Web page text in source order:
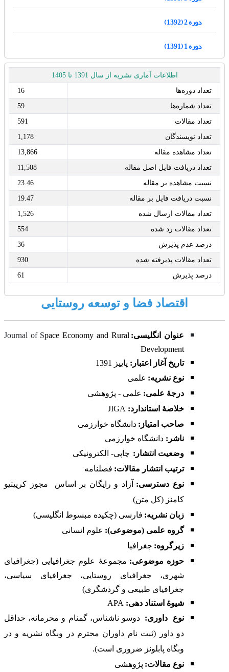
دوره 2 (1392)
دوره 1 (1391)
اطلاعات آماری نشریه از سال 1391 تا 1405
تعداد دوره‌ها
16
تعداد شماره‌ها
59
تعداد مقالات
591
تعداد نویسندگان
1,178
تعداد مشاهده مقاله
13,866
تعداد دریافت فایل اصل مقاله
11,508
نسبت مشاهده بر مقاله
23.46
نسبت دریافت فایل بر مقاله
19.47
تعداد مقالات ارسال شده
1,526
تعداد مقالات رد شده
554
درصد عدم پذیرش
36
تعداد مقالات پذیرفته شده
930
درصد پذیرش
61
اقتصاد فضا و توسعه روستایی
عنوان انگلیسی: Journal of Space Economy and Rural
Development
تاریخ آغاز اعتبار: پاییز
1391
نوع نشریه: علمی
درجۀ علمی: علمی - پژوهشی
خلاصۀ استاندارد: JIGA
صاحب امتیاز: دانشگاه خوارزمی
ناشر: دانشگاه خوارزمی
وضعیت انتشار: چاپی- الکترونیکی
ترتیب انتشار مقالات: فصلنامه
نوع دسترسی:
آزاد و رایگان بر اساس
مجوز کرییتیو
کامنز (کل متن)
زبان نشریه: فارسی (چکیده مبسوط انگلیسی)
گروه علمی (موضوعی): علوم انسانی
زیرگروه: جغرافیا
حوزه موضوعی: مجموعۀ علوم جغرافیایی (جغرافیای
شهری، جغرافیای روستایی، جغرافیای سیاسی،
جغرافیای طبیعی و گردشگری)
شیوۀ استناد دهی: APA
نوع
داوری: دوسو ناشناس، گمنام و محرمانه، حداقل
دو داور (ثبت نام داوران محترم در
وبگاه نشریه و در
وبگاه پابلونز ضروری است).
نوع مقالات: پژوهشی